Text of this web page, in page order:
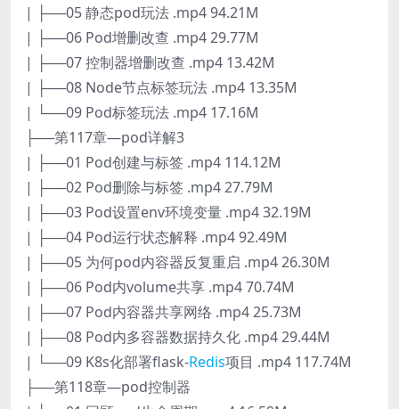
| ├──05 静态pod玩法 .mp4 94.21M
| ├──06 Pod增删改查 .mp4 29.77M
| ├──07 控制器增删改查 .mp4 13.42M
| ├──08 Node节点标签玩法 .mp4 13.35M
| └──09 Pod标签玩法 .mp4 17.16M
├──第117章—pod详解3
| ├──01 Pod创建与标签 .mp4 114.12M
| ├──02 Pod删除与标签 .mp4 27.79M
| ├──03 Pod设置env环境变量 .mp4 32.19M
| ├──04 Pod运行状态解释 .mp4 92.49M
| ├──05 为何pod内容器反复重启 .mp4 26.30M
| ├──06 Pod内volume共享 .mp4 70.74M
| ├──07 Pod内容器共享网络 .mp4 25.73M
| ├──08 Pod内多容器数据持久化 .mp4 29.44M
| └──09 K8s化部署flask-Redis项目 .mp4 117.74M
├──第118章—pod控制器